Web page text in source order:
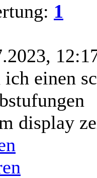
1
ich einen
display